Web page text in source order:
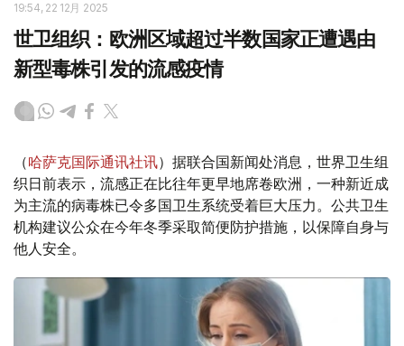
19:54, 22 12月 2025
世卫组织：欧洲区域超过半数国家正遭遇由
新型毒株引发的流感疫情
（哈萨克国际通讯社讯）据联合国新闻处消息，世界卫生组
织日前表示，流感正在比往年更早地席卷欧洲，一种新近成
为主流的病毒株已令多国卫生系统受着巨大压力。公共卫生
机构建议公众在今年冬季采取简便防护措施，以保障自身与
他人安全。